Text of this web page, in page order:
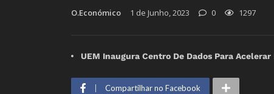
O.Económico 1 de Junho, 2023 0 1297
UEM Inaugura Centro De Dados Para
Compartilhar no Facebook